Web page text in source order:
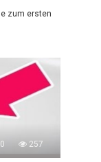
zum ersten
0 257